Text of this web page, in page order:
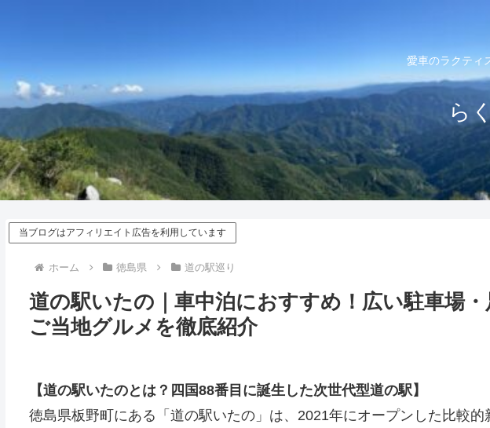
愛車のラクティ
ら
当ブログはアフィリエイト広告を利用しています
ホーム 徳島県 道の駅巡り
道の駅いたの｜車中泊におすすめ！広い駐車場・
ご当地グルメを徹底紹介
【道の駅いたのとは？四国88番目に誕生した次世代型道の駅】
徳島県板野町にある「道の駅いたの」は、2021年にオープンした比較的